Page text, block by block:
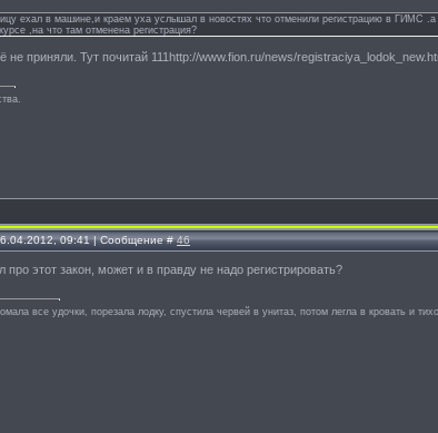
ехал в машине,и краем уха услышал в новостях что отменили регистрацию в ГИМС
,на что там отменена регистрация?
приняли. Тут почитай 111http://www.fion.ru/news/
09:41 | Сообщение #46
про этот закон, может и в правду не надо регистрировать?
все удочки, порезала лодку, спустила червей в унитаз, потом легла в кровать и